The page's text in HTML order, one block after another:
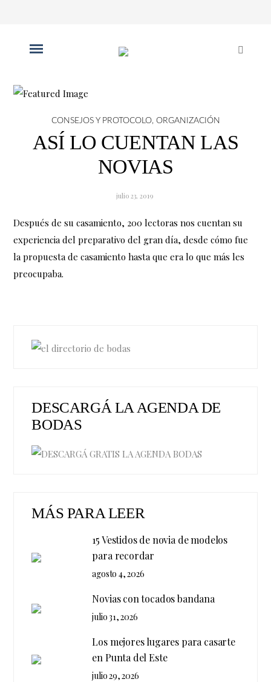
CONSEJOS Y PROTOCOLO, ORGANIZACIÓN
ASÍ LO CUENTAN LAS
NOVIAS
julio 23, 2019
Después de su casamiento, 200 lectoras nos cuentan su
experiencia del preparativo del gran día, desde cómo fue
la propuesta de casamiento hasta que era lo que más les
preocupaba.
DESCARGÁ LA AGENDA DE
BODAS
MÁS PARA LEER
15 Vestidos de novia de modelos
para recordar
agosto 4, 2026
Novias con tocados bandana
julio 31, 2026
Los mejores lugares para casarte
en Punta del Este
julio 29, 2026